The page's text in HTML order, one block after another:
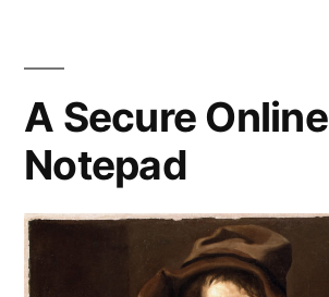
A Secure Online
Notepad